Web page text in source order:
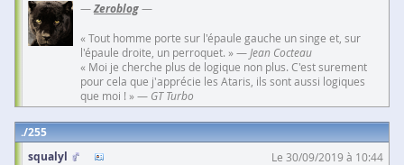
—Zeroblog—
« Tout homme porte sur l'épaule gauche un singe et, sur
l'épaule droite, un perroquet. » — Jean Cocteau
« Moi je cherche plus de logique non plus. C'est surement
pour cela que j'apprécie les Ataris, ils sont aussi logiques
que moi ! » — GT Turbo
255
squalyl
Le 30/09/2019 à 10:44